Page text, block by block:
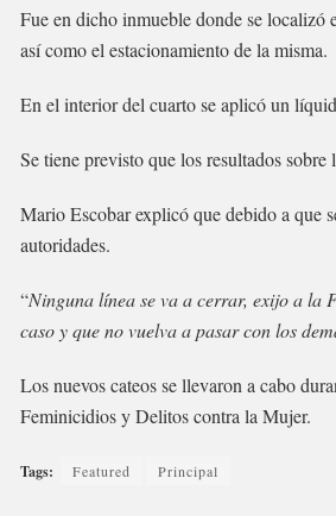
Fue en dicho inmueble donde se localizó
así como el estacionamiento de la misma.
En el interior del cuarto se aplicó un
Se tiene previsto que los resultados sobre
Mario Escobar explicó que debido a que
autoridades.
“Ninguna línea se va a cerrar, exijo a la
caso y que no vuelva a pasar con los
Los nuevos cateos se llevaron a cabo
Feminicidios y Delitos contra la Mujer.
Tags: Featured Principal